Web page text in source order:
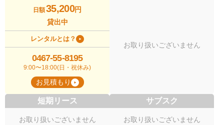
日額35,200円
貸出中
レンタルとは？
0467-55-8195
9:00〜18:00(日・祝休み)
お見積もり
お取り扱いございません
短期リース
お取り扱いございません
サブスク
お取り扱いございません